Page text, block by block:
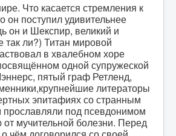
Что касается стремления к
он поступил удивительнее
он и Шекспир, великий и
так ли?) Титан мировой
в хвалебном хоре
одной супружеской
пятый граф Ретленд,
литераторы
эпитафиях со странным
под псевдонимом
от мучительной болезни. Перед